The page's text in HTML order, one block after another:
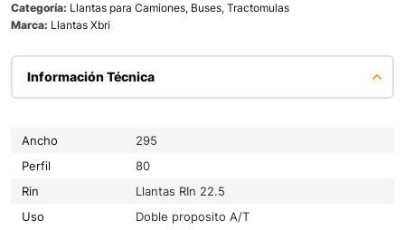
Categoría: Llantas para Camiones, Buses, Tractomulas
Marca: Llantas Xbri
Información Técnica
Ancho
295
Perfil
80
Rin
Llantas RIn 22.5
Uso
Doble proposito A/T